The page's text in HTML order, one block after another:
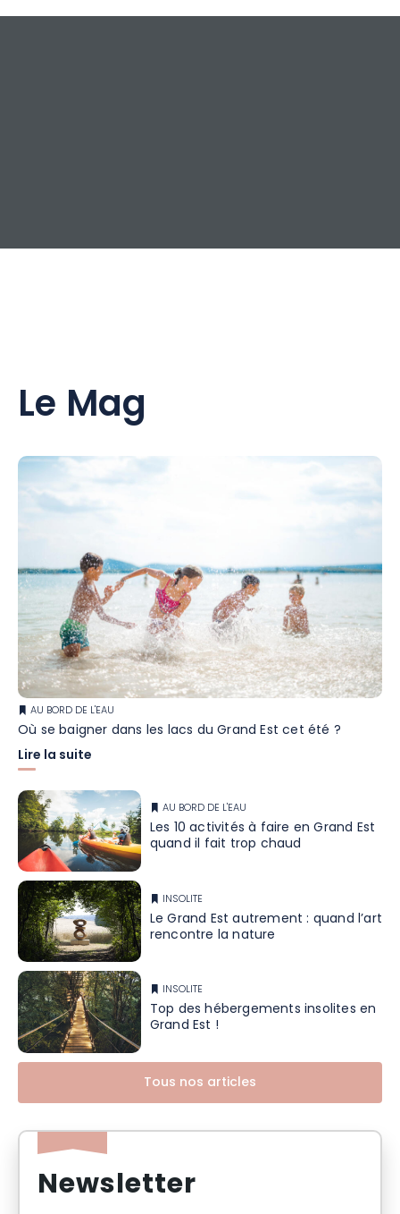
Le Mag
AU BORD DE L'EAU
Où se baigner dans les lacs du Grand Est cet été ?
Lire la suite
AU BORD DE L'EAU
Les 10 activités à faire en Grand Est
quand il fait trop chaud
INSOLITE
Le Grand Est autrement : quand l’art
rencontre la nature
INSOLITE
Top des hébergements insolites en
Grand Est !
Tous nos articles
Newsletter